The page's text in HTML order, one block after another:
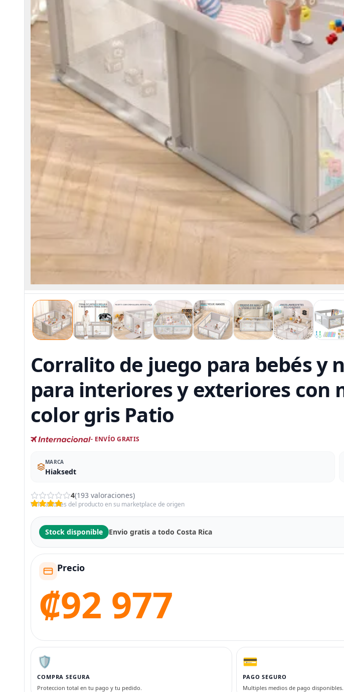
Corralito de juego para bebés y
para interiores y exteriores con
color gris Patio
- ENVÍO GRATIS
MARCA
Hiaksedt
4(193 valoraciones)
Valoraciones del producto en su marketplace de origen
Stock disponible Envio gratis a todo Costa Rica
Precio
₡92 977
🛡️
COMPRA SEGURA
Proteccion total en tu pago y tu pedido.
💳
PAGO SEGURO
Multiples medios de pago disponibles.